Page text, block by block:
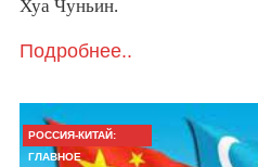
Хуа Чуньин.
Подробнее..
РОССИЯ-КИТАЙ:
ГЛАВНОЕ